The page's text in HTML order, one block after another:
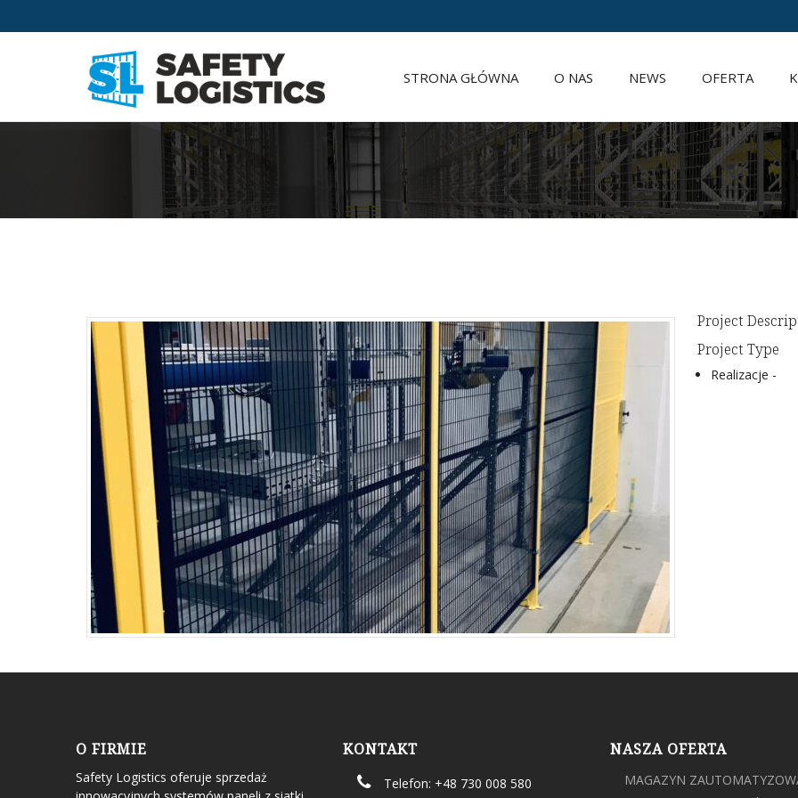
STRONA GŁÓWNA O NAS
REFERENCJE
NEWS OFERTA
MAGAZYN
OCHRONA
OCHRONA
USŁUGI DLA
Project
Project Type
Realizacje -
O FIRMIE
Safety Logistics oferuje sprzedaż
KONTAKT
Telefon: +48 730 008 580
NASZA OFERTA
MAGAZYN